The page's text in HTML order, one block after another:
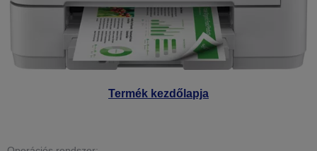
Termék kezdőlapja